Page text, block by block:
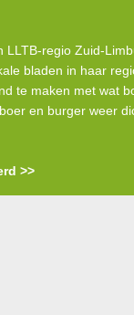
LLTB-regio Zuid-
bladen in haar
te maken met wat
en burger weer
>>